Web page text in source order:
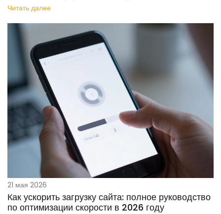
Читать далее
21 мая 2026
Как ускорить загрузку сайта: полное руководство
по оптимизации скорости в 2026 году